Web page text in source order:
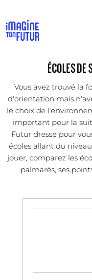
ÉCOLES DE
Vous avez trouvé la
d'orientation mais
le choix de
important pour la
Futur dresse pour
écoles allant du
jouer, comparez les
palmarès, ses